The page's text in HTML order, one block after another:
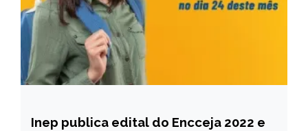
MINAS
Inep publica edital do Encceja 2022 e